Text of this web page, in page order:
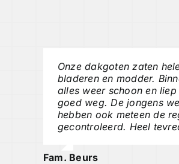
Onze dakgoten zaten
bladeren en modder.
alles weer schoon en
goed weg. De jongens
hebben ook meteen de
gecontroleerd. Heel
Fam. Beurs